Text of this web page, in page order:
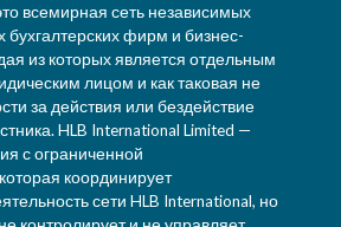
всемирная сеть независимых
фирм и бизнес-
из которых является отдельным
лицом и как таковая не
за действия или бездействие
HLB International Limited —
с ограниченной
координирует
сети HLB International, но